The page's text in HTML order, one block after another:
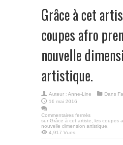
Grâce à cet
coupes afro
nouvelle
artistique.
Auteur : Anne-Line Dans
16 mai 2016
Commentaires fermés
sur Grâce à cet artiste, les coupes
nouvelle dimension artistique.
4,917 Vues